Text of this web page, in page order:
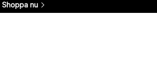
Shoppa nu